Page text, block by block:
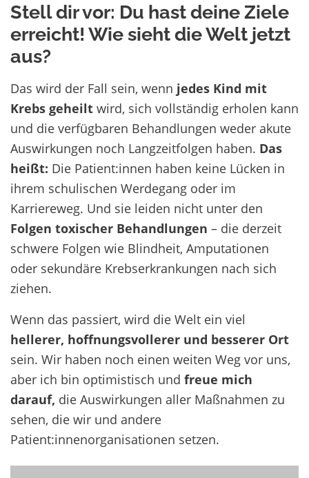
Stell dir vor: Du hast deine Ziele
erreicht! Wie sieht die Welt jetzt
aus?
Das wird der Fall sein, wenn jedes Kind mit
Krebs geheilt wird, sich vollständig erholen kann
und die verfügbaren Behandlungen weder akute
Auswirkungen noch Langzeitfolgen haben. Das
heißt: Die Patient:innen haben keine Lücken in
ihrem schulischen Werdegang oder im
Karriereweg. Und sie leiden nicht unter den
Folgen toxischer Behandlungen – die derzeit
schwere Folgen wie Blindheit, Amputationen
oder sekundäre Krebserkrankungen nach sich
ziehen.
Wenn das passiert, wird die Welt ein viel
hellerer, hoffnungsvollerer und besserer Ort
sein. Wir haben noch einen weiten Weg vor uns,
aber ich bin optimistisch und freue mich
darauf, die Auswirkungen aller Maßnahmen zu
sehen, die wir und andere
Patient:innenorganisationen setzen.